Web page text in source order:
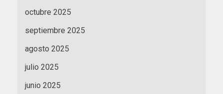
octubre 2025
septiembre 2025
agosto 2025
julio 2025
junio 2025